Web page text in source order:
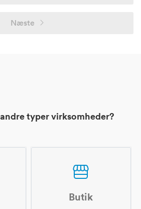
Næste
typer virksomheder?
Butik